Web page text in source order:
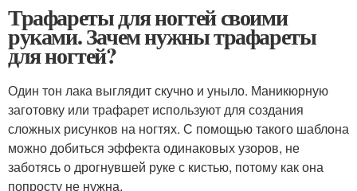
Трафареты для ногтей своими
руками. Зачем нужны трафареты
для ногтей?
Один тон лака выглядит скучно и уныло. Маникюрную
заготовку или трафарет используют для создания
сложных рисунков на ногтях. С помощью такого шаблона
можно добиться эффекта одинаковых узоров, не
заботясь о дрогнувшей руке с кистью, потому как она
попросту не нужна.